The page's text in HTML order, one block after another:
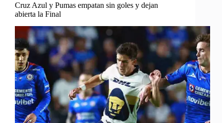
Cruz Azul y Pumas empatan sin goles y dejan
abierta la Final